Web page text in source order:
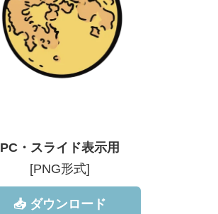
PC・スライド表示用
[PNG形式]
📥 ダウンロード